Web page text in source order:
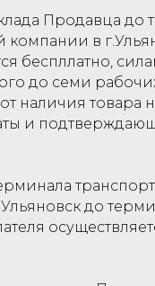
Продавца до
компании в
беспллатно,
до семи
наличия товара
и
до